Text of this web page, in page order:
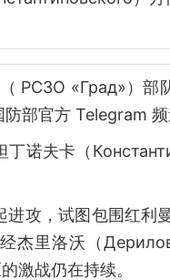
（ РСЗО «Град»）
部官方 Telegram 频
丁诺夫卡（
进攻，试图包围红
杰里洛沃（
激战仍在持续。